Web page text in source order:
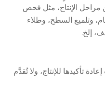
الإنتاج، مثل فحص
وتلميع السطح، وطلاء
إلخ.
تأكيدها للإنتاج، ولا تُقدَّم